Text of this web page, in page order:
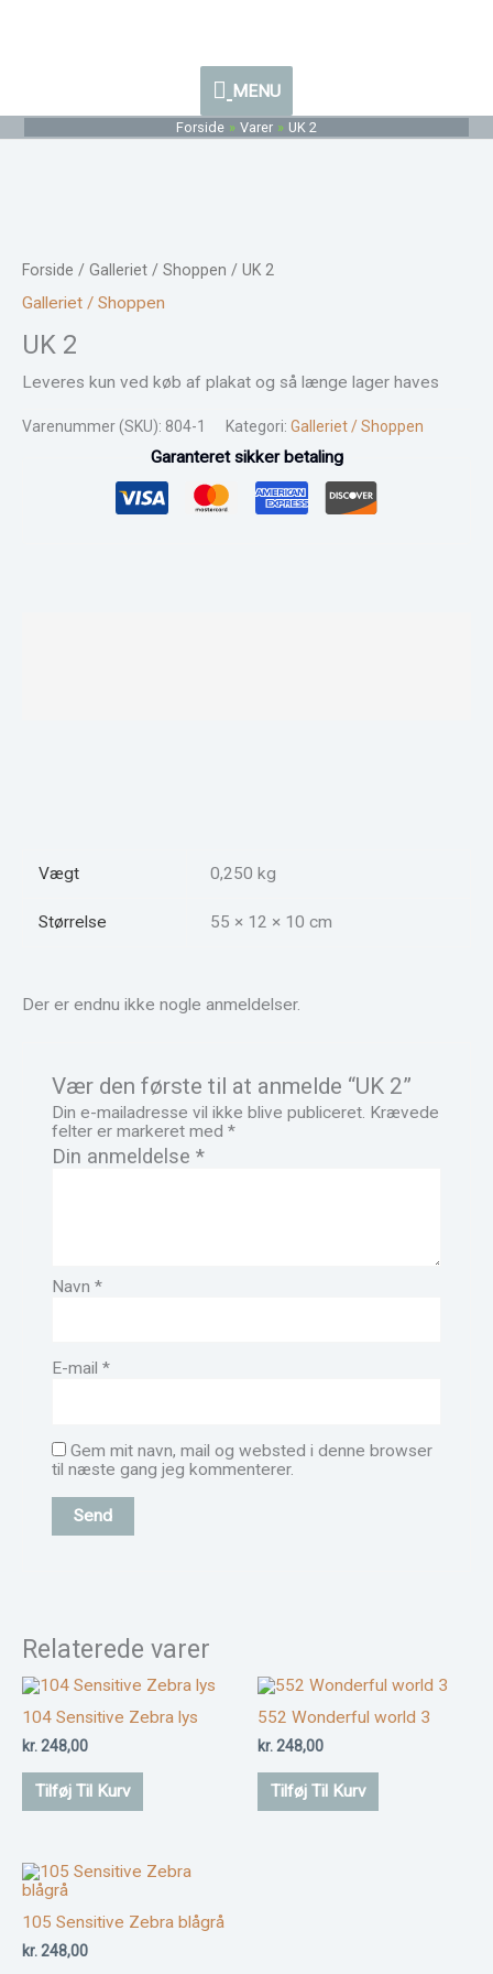
MENU
Forside Varer UK 2
Forside / Galleriet / Shoppen / UK 2
Galleriet / Shoppen
UK 2
Leveres kun ved køb af plakat og så længe lager haves
Varenummer (SKU): 804-1 Kategori: Galleriet / Shoppen
Garanteret sikker betaling
Vægt 0,250 kg
Størrelse 55 × 12 × 10 cm
Der er endnu ikke nogle anmeldelser.
Vær den første til at anmelde “UK 2”
Din e-mailadresse vil ikke blive publiceret. Krævede
felter er markeret med *
Din anmeldelse *
Navn *
E-mail *
Gem mit navn, mail og websted i denne browser
til næste gang jeg kommenterer.
Relaterede varer
104 Sensitive Zebra lys
kr. 248,00
Tilføj Til Kurv
552 Wonderful world 3
kr. 248,00
Tilføj Til Kurv
105 Sensitive Zebra blågrå
kr. 248,00